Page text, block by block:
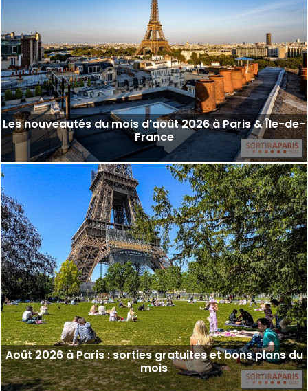
Les nouveautés du mois d'août 2026 à Paris & Île-de-
France
Août 2026 à Paris : sorties gratuites et bons plans du
mois